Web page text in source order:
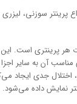
پرینتر سوزنی،
هر پرینتری است.
آن به سایر
اختلال جدی ایجاد
نمایش داده می‌شود.